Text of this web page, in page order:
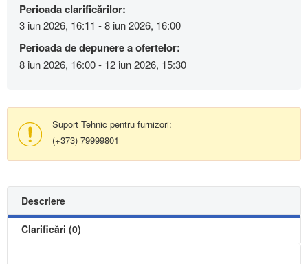
Perioada clarificărilor:
3 iun 2026, 16:11 - 8 iun 2026, 16:00
Perioada de depunere a ofertelor:
8 iun 2026, 16:00 - 12 iun 2026, 15:30
Suport Tehnic pentru furnizori:
(+373) 79999801
Descriere
Clarificări (0)